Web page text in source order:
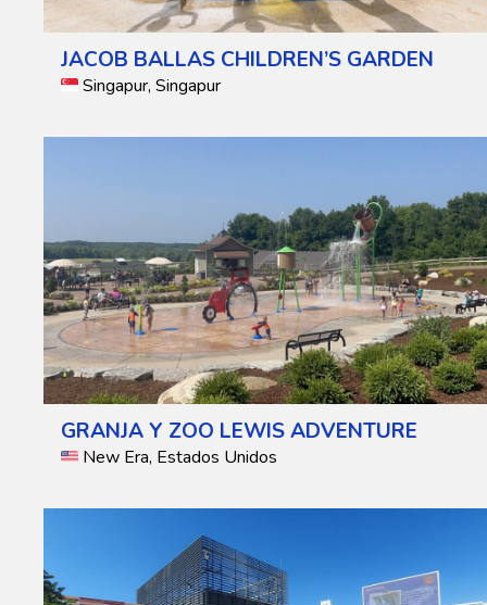
JACOB BALLAS CHILDREN’S GARDEN
Singapur, Singapur
GRANJA Y ZOO LEWIS ADVENTURE
New Era, Estados Unidos